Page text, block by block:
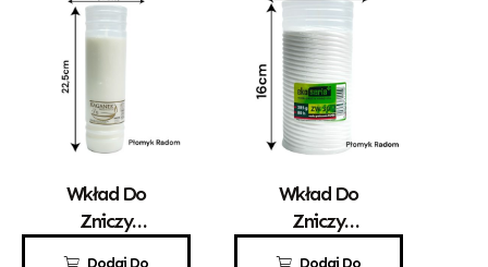
Dodaj Do
Wkład Do
Zniczy
9,70 zł
Dodaj Do
Wkład Do
Zniczy
6,60 zł